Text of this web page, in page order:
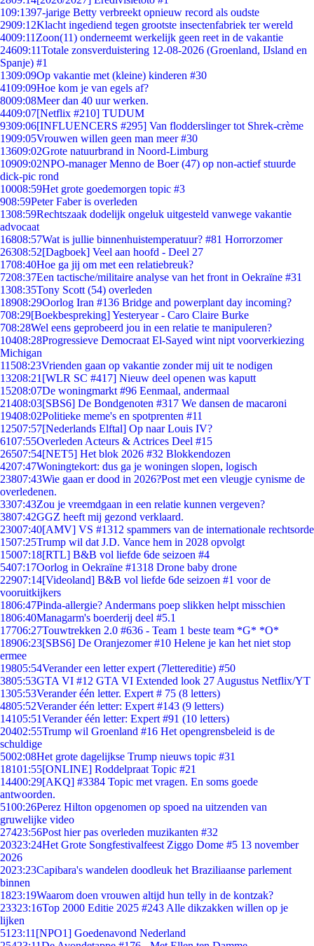
109:1397-jarige Betty verbreekt opnieuw record als oudste
2909:12Klacht ingediend tegen grootste insectenfabriek ter wereld
4009:11 Zoon(11) onderneemt werkelijk geen reet in de vakantie
24609:11Totale zonsverduistering 12-08-2026 (Groenland, IJsland en
Spanje) #1
1309:09Op vakantie met (kleine) kinderen #30
4109:09Hoe kom je van egels af?
8009:08Meer dan 40 uur werken.
4409:07[Netflix #210] TUDUM
9309:06[INFLUENCERS #295] Van flodderslinger tot Shrek-crème
1909:05Vrouwen willen geen man meer #30
13609:02Grote natuurbrand in Noord-Limburg
10909:02NPO-manager Menno de Boer (47) op non-actief stuurde
dick-pic rond
10008:59Het grote goedemorgen topic #3
908:59Peter Faber is overleden
1308:59Rechtszaak dodelijk ongeluk uitgesteld vanwege vakantie
advocaat
16808:57Wat is jullie binnenhuistemperatuur? #81 Horrorzomer
26308:52[Dagboek] Veel aan hoofd - Deel 27
1708:40Hoe ga jij om met een relatiebreuk?
7208:37Een tactische/militaire analyse van het front in Oekraïne #31
1308:35Tony Scott (54) overleden
18908:29Oorlog Iran #136 Bridge and powerplant day incoming?
708:29[Boekbespreking] Yesteryear - Caro Claire Burke
708:28Wel eens geprobeerd jou in een relatie te manipuleren?
10408:28Progressieve Democraat El-Sayed wint nipt voorverkiezing
Michigan
11508:23Vrienden gaan op vakantie zonder mij uit te nodigen
13208:21 [WLR SC #417] Nieuw deel openen was kaputt
15208:07De woningmarkt #96 Eenmaal, andermaal
21408:03[SBS6] De Bondgenoten #317 We dansen de macaroni
19408:02Politieke meme's en spotprenten #11
12507:57[Nederlands Elftal] Op naar Louis IV?
6107:55Overleden Acteurs & Actrices Deel #15
26507:54[NET5] Het blok 2026 #32 Blokkendozen
4207:47Woningtekort: dus ga je woningen slopen, logisch
23807:43Wie gaan er dood in 2026?Post met een vleugje cynisme de
overledenen.
3307:43Zou je vreemdgaan in een relatie kunnen vergeven?
3807:42GGZ heeft mij gezond verklaard.
23007:40[AMV] VS #1312 spammers van de internationale rechtsorde
1507:25Trump wil dat J.D. Vance hem in 2028 opvolgt
15007:18[RTL] B&B vol liefde 6de seizoen #4
5407:17Oorlog in Oekraïne #1318 Drone baby drone
22907:14[Videoland] B&B vol liefde 6de seizoen #1 voor de
vooruitkijkers
1806:47Pinda-allergie? Andermans poep slikken helpt misschien
1806:40Managarm's boerderij deel #5.1
17706:27Touwtrekken 2.0 #636 - Team 1 beste team *G* *O*
18906:23[SBS6] De Oranjezomer #10 Helene je kan het niet stop
ermee
19805:54Verander een letter expert (7lettereditie) #50
3805:53GTA VI #12 GTA VI Extended look 27 Augustus Netflix/YT
1305:53Verander één letter. Expert # 75 (8 letters)
4805:52Verander één letter: Expert #143 (9 letters)
14105:51Verander één letter: Expert #91 (10 letters)
20402:55Trump wil Groenland #16 Het opengrensbeleid is de
schuldige
5002:08Het grote dagelijkse Trump nieuws topic #31
18101:55[ONLINE] Roddelpraat Topic #21
14400:29[AKQ] #3384 Topic met vragen. En soms goede
antwoorden.
5100:26Perez Hilton opgenomen op spoed na uitzenden van
gruwelijke video
27423:56Post hier pas overleden muzikanten #32
20323:24Het Grote Songfestivalfeest Ziggo Dome #5 13 november
2026
2023:23Capibara's wandelen doodleuk het Braziliaanse parlement
binnen
1823:19Waarom doen vrouwen altijd hun telly in de kontzak?
23323:16Top 2000 Editie 2025 #243 Alle dikzakken willen op je
lijken
51 23:11 [NPO1] Goedenavond Nederland